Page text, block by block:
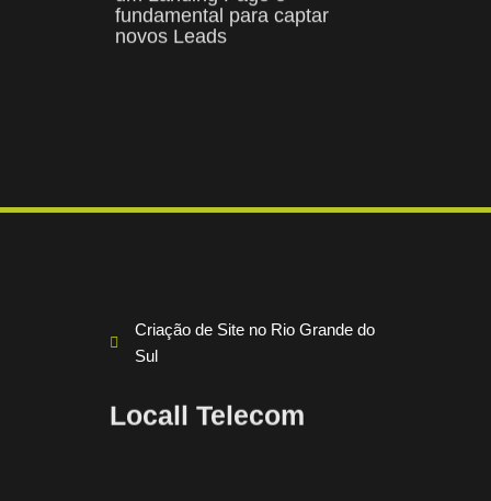
Criação de Site no Rio Grande do
Sul
Locall Telecom